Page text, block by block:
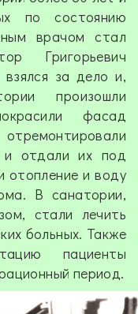
по состоянию
врачом стал
Григорьевич
за дело и,
произошли
фасад
и отдали их под
отопление и воду
В санатории,
стали лечить
больных. Также
пациенты
период.